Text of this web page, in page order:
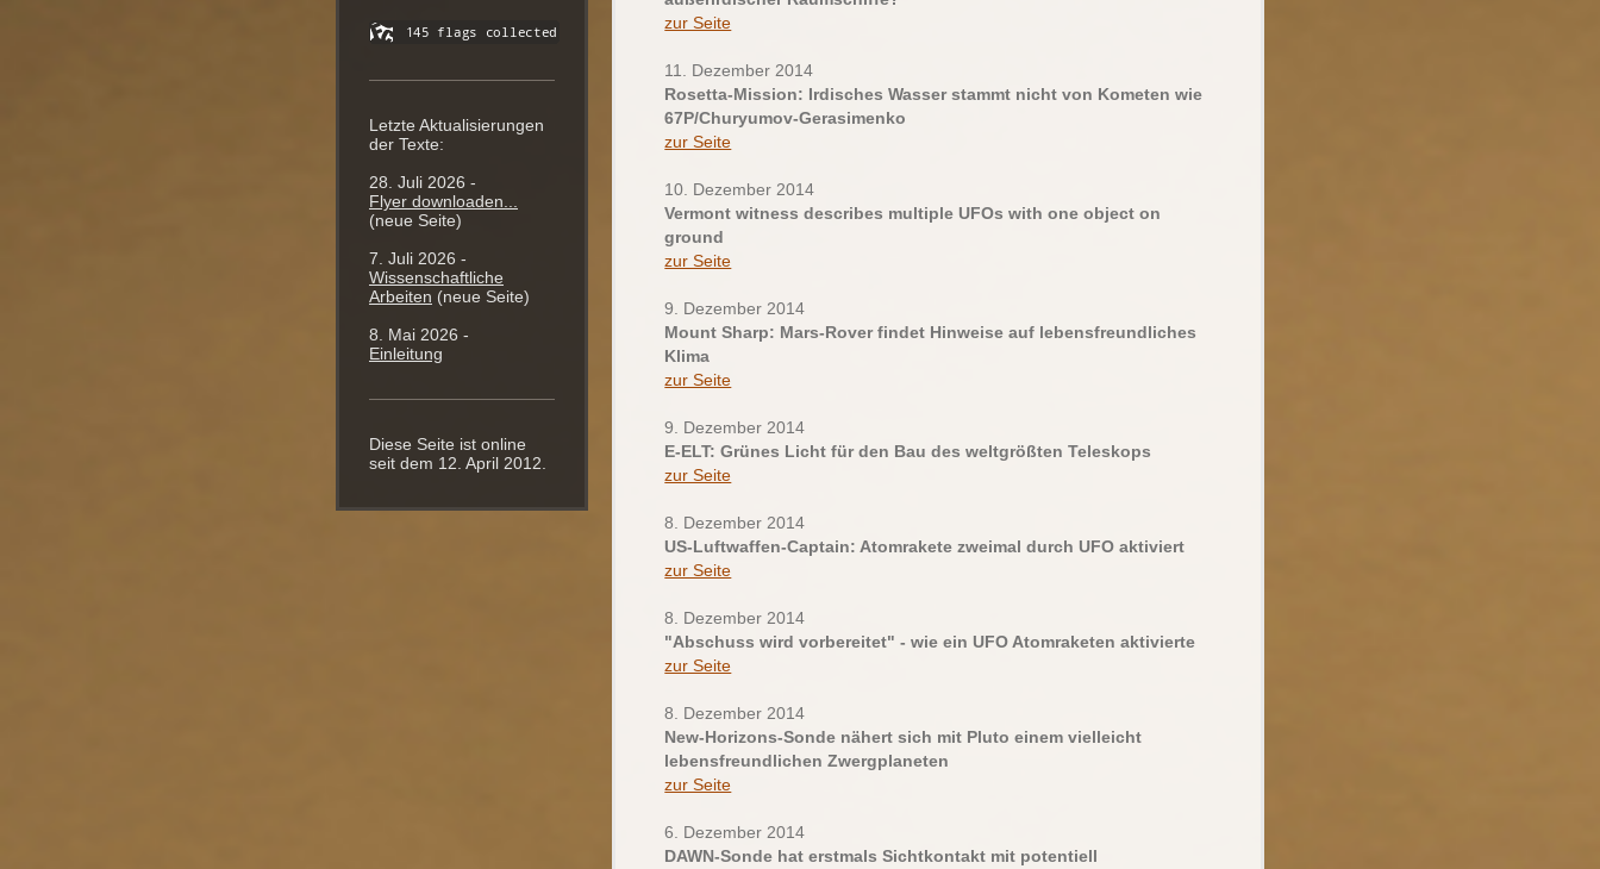
Letzte Aktualisierungen
der Texte:
28. Juli 2026 -
Flyer downloaden...
(neue Seite)
7. Juli 2026 -
Wissenschaftliche
Arbeiten (neue Seite)
8. Mai 2026 -
Einleitung
Diese Seite ist online
seit dem 12. April 2012.
zur Seite
11. Dezember 2014
Rosetta-Mission: Irdisches Wasser stammt nicht von Kometen wie
67P/Churyumov-Gerasimenko
zur Seite
10. Dezember 2014
Vermont witness describes multiple UFOs with one object on
ground
zur Seite
9. Dezember 2014
Mount Sharp: Mars-Rover findet Hinweise auf lebensfreundliches
Klima
zur Seite
9. Dezember 2014
E-ELT: Grünes Licht für den Bau des weltgrößten Teleskops
zur Seite
8. Dezember 2014
US-Luftwaffen-Captain: Atomrakete zweimal durch UFO aktiviert
zur Seite
8. Dezember 2014
"Abschuss wird vorbereitet" - wie ein UFO Atomraketen aktivierte
zur Seite
8. Dezember 2014
New-Horizons-Sonde nähert sich mit Pluto einem vielleicht
lebensfreundlichen Zwergplaneten
zur Seite
6. Dezember 2014
DAWN-Sonde hat erstmals Sichtkontakt mit potentiell